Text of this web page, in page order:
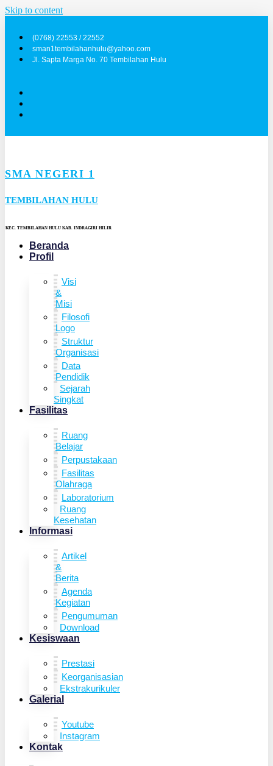
Skip to content
(0768) 22553 / 22552
sman1tembilahanhulu@yahoo.com
Jl. Sapta Marga No. 70 Tembilahan Hulu
SMA NEGERI 1
TEMBILAHAN HULU
KEC. TEMBILAHAN HULU KAB. INDRAGIRI HILIR
Beranda
Profil
Visi
&
Misi
Filosofi
Logo
Struktur
Organisasi
Data
Pendidik
Sejarah
Singkat
Fasilitas
Ruang
Belajar
Perpustakaan
Fasilitas
Olahraga
Laboratorium
Ruang
Kesehatan
Informasi
Artikel
&
Berita
Agenda
Kegiatan
Pengumuman
Download
Kesiswaan
Prestasi
Keorganisasian
Ekstrakurikuler
Galerial
Youtube
Instagram
Kontak